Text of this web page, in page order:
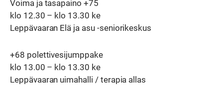
Voima ja tasapaino +75
klo 12.30 – klo 13.30 ke
Leppävaaran Elä ja asu -seniorikeskus
+68 polettivesijumppake
klo 13.00 – klo 13.30 ke
Leppävaaran uimahalli / terapia allas